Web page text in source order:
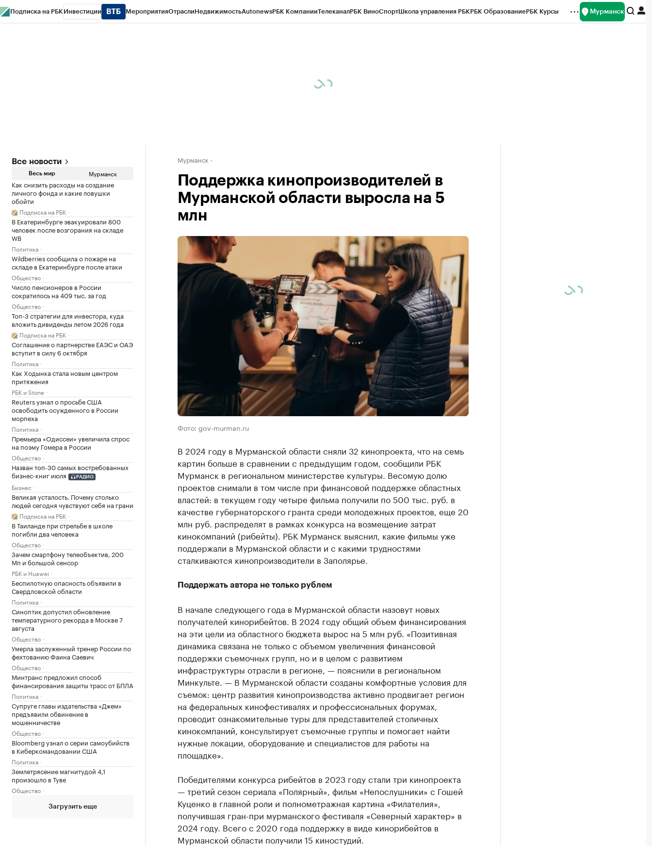
Подписка на РБК Инвестиции МероприятияОтраслиНедвижимостьAutonewsРБК КомпанииТелеканалРБК ВиноСпортШкола управления РБКРБК ОбразованиеРБК Курсы Мурманск
Все новости
Весь мир Мурманск
Как снизить расходы на создание
личного фонда и какие ловушки
обойти
Подписка на РБК
В Екатеринбурге эвакуировали 800
человек после возгорания на складе
WB
Политика
Wildberries сообщила о пожаре на
складе в Екатеринбурге после атаки
Общество
Число пенсионеров в России
сократилось на 409 тыс. за год
Общество
Топ-3 стратегии для инвестора, куда
вложить дивиденды летом 2026 года
Подписка на РБК
Соглашение о партнерстве ЕАЭС и ОАЭ
вступит в силу 6 октября
Политика
Как Ходынка стала новым центром
притяжения
РБК и Stone
Reuters узнал о просьбе США
освободить осужденного в России
морпеха
Политика
Премьера «Одиссеи» увеличила спрос
на поэму Гомера в России
Общество
Назван топ-30 самых востребованных
бизнес-книг июля
РАДИО
Бизнес
Великая усталость. Почему столько
людей сегодня чувствуют себя на грани
Подписка на РБК
В Таиланде при стрельбе в школе
погибли два человека
Общество
Зачем смартфону телеобъектив, 200
Мп и большой сенсор
РБК и Huawei
Беспилотную опасность объявили в
Свердловской области
Политика
Синоптик допустил обновление
температурного рекорда в Москве 7
августа
Общество
Умерла заслуженный тренер России по
фехтованию Фаина Саевич
Общество
Минтранс предложил способ
финансирования защиты трасс от БПЛА
Политика
Супруге главы издательства «Джем»
предъявили обвинение в
мошенничестве
Общество
Bloomberg узнал о серии самоубийств
в Киберкомандовании США
Политика
Землетрясение магнитудой 4,1
произошло в Туве
Общество
Загрузить еще
Мурманск
Поддержка кинопроизводителей в
Мурманской области выросла на 5
млн
Фото: gov-murman.ru
В 2024 году в Мурманской области сняли 32 кинопроекта, что на семь
картин больше в сравнении с предыдущим годом, сообщили РБК
Мурманск в региональном министерстве культуры. Весомую долю
проектов снимали в том числе при финансовой поддержке областных
властей: в текущем году четыре фильма получили по 500 тыс. руб. в
качестве губернаторского гранта среди молодежных проектов, еще 20
млн руб. распределят в рамках конкурса на возмещение затрат
кинокомпаний (рибейты). РБК Мурманск выяснил, какие фильмы уже
поддержали в Мурманской области и с какими трудностями
сталкиваются кинопроизводители в Заполярье.
Поддержать автора не только рублем
В начале следующего года в Мурманской области назовут новых
получателей кинорибейтов. В 2024 году общий объем финансирования
на эти цели из областного бюджета вырос на 5 млн руб. «Позитивная
динамика связана не только с объемом увеличения финансовой
поддержки съемочных групп, но и в целом с развитием
инфраструктуры отрасли в регионе, — пояснили в региональном
Минкульте. — В Мурманской области созданы комфортные условия для
съемок: центр развития кинопроизводства активно продвигает регион
на федеральных кинофестивалях и профессиональных форумах,
проводит ознакомительные туры для представителей столичных
кинокомпаний, консультирует съемочные группы и помогает найти
нужные локации, оборудование и специалистов для работы на
площадке».
Победителями конкурса рибейтов в 2023 году стали три кинопроекта
— третий сезон сериала «Полярный», фильм «Непослушники» с Гошей
Куценко в главной роли и полнометражная картина «Филателия»,
получившая гран-при мурманского фестиваля «Северный характер» в
2024 году. Всего с 2020 года поддержку в виде кинорибейтов в
Мурманской области получили 15 киностудий.